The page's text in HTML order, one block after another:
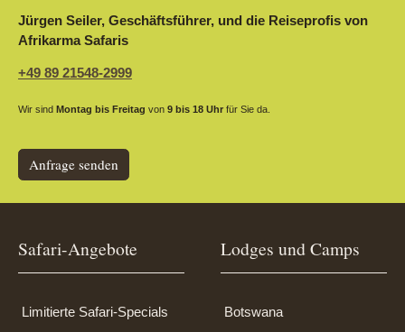
Jürgen Seiler, Geschäftsführer, und die Reiseprofis von
Afrikarma Safaris
+49 89 21548-2999
Wir sind Montag bis Freitag von 9 bis 18 Uhr für Sie da.
Anfrage senden
Safari-Angebote
Limitierte Safari-Specials
Lodges und Camps
Botswana